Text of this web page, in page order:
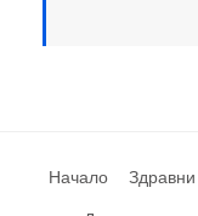
Начало